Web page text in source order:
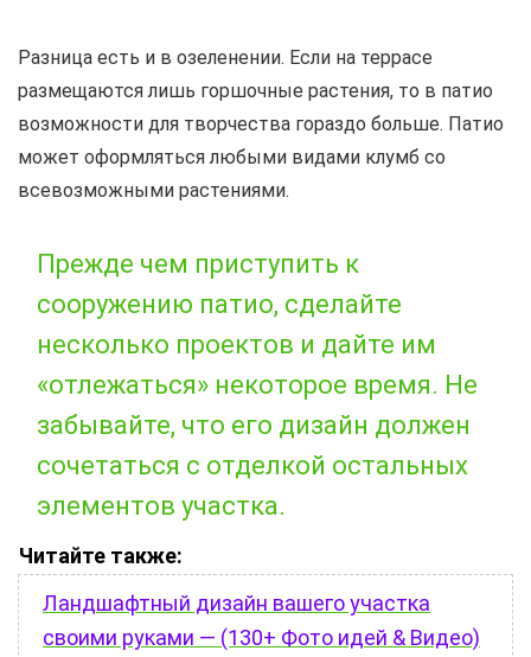
Разница есть и в озеленении. Если на террасе
размещаются лишь горшочные растения, то в патио
возможности для творчества гораздо больше. Патио
может оформляться любыми видами клумб со
всевозможными растениями.
Прежде чем приступить к
сооружению патио, сделайте
несколько проектов и дайте им
«отлежаться» некоторое время. Не
забывайте, что его дизайн должен
сочетаться с отделкой остальных
элементов участка.
Читайте также:
Ландшафтный дизайн вашего участка
своими руками — (130+ Фото идей & Видео)